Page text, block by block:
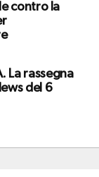
contro la
La rassegna
del 6